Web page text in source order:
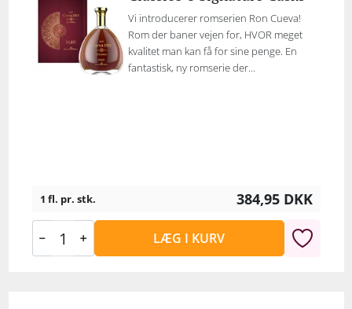
Vi introducerer romserien Ron Cueva!
Rom der baner vejen for, HVOR meget
kvalitet man kan få for sine penge. En
fantastisk, ny romserie der...
1 fl. pr. stk. 384,95 DKK
LÆG I KURV